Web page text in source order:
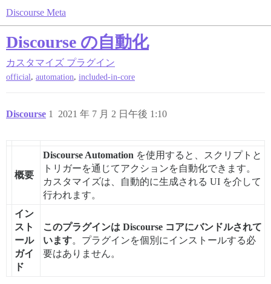
Discourse Meta
Discourse の自動化
カスタマイズ プラグイン
official, automation, included-in-core
Discourse 2021 年 7 月 2 日午後 1:10
1
概要
Discourse Automation を使用すると、スクリプトと
トリガーを通じてアクションを自動化できます。
カスタマイズは、自動的に生成される UI を介して
行われます。
イン
スト
ール
ガイ
ド
このプラグインは Discourse コアにバンドルされて
います。プラグインを個別にインストールする必
要はありません。